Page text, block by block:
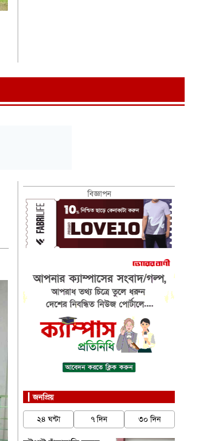
বিজ্ঞাপন
জনপ্রিয়
২৪ ঘন্টা ৭ দিন ৩০ দিন